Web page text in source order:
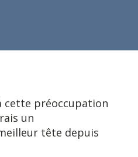
cette préoccupation
un
tête depuis